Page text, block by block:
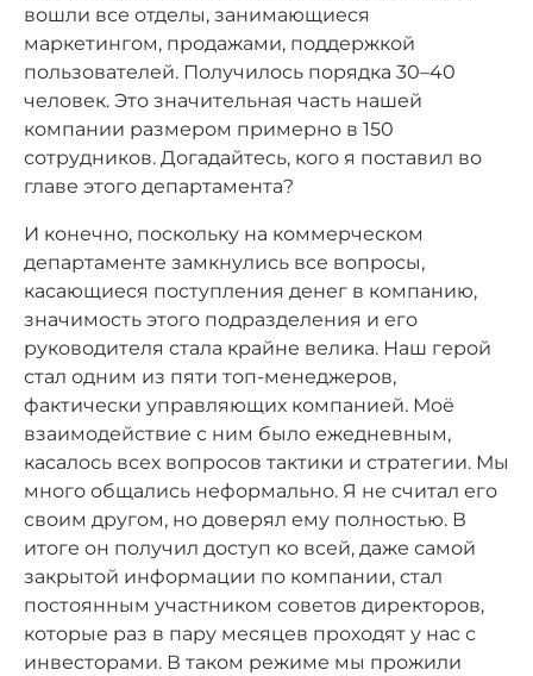
вошли все отделы, занимающиеся
маркетингом, продажами, поддержкой
пользователей. Получилось порядка 30–40
человек. Это значительная часть нашей
компании размером примерно в 150
сотрудников. Догадайтесь, кого я поставил во
главе этого департамента?
И конечно, поскольку на коммерческом
департаменте замкнулись все вопросы,
касающиеся поступления денег в компанию,
значимость этого подразделения и его
руководителя стала крайне велика. Наш герой
стал одним из пяти топ-менеджеров,
фактически управляющих компанией. Моё
взаимодействие с ним было ежедневным,
касалось всех вопросов тактики и стратегии. Мы
много общались неформально. Я не считал его
своим другом, но доверял ему полностью. В
итоге он получил доступ ко всей, даже самой
закрытой информации по компании, стал
постоянным участником советов директоров,
которые раз в пару месяцев проходят у нас с
инвесторами. В таком режиме мы прожили